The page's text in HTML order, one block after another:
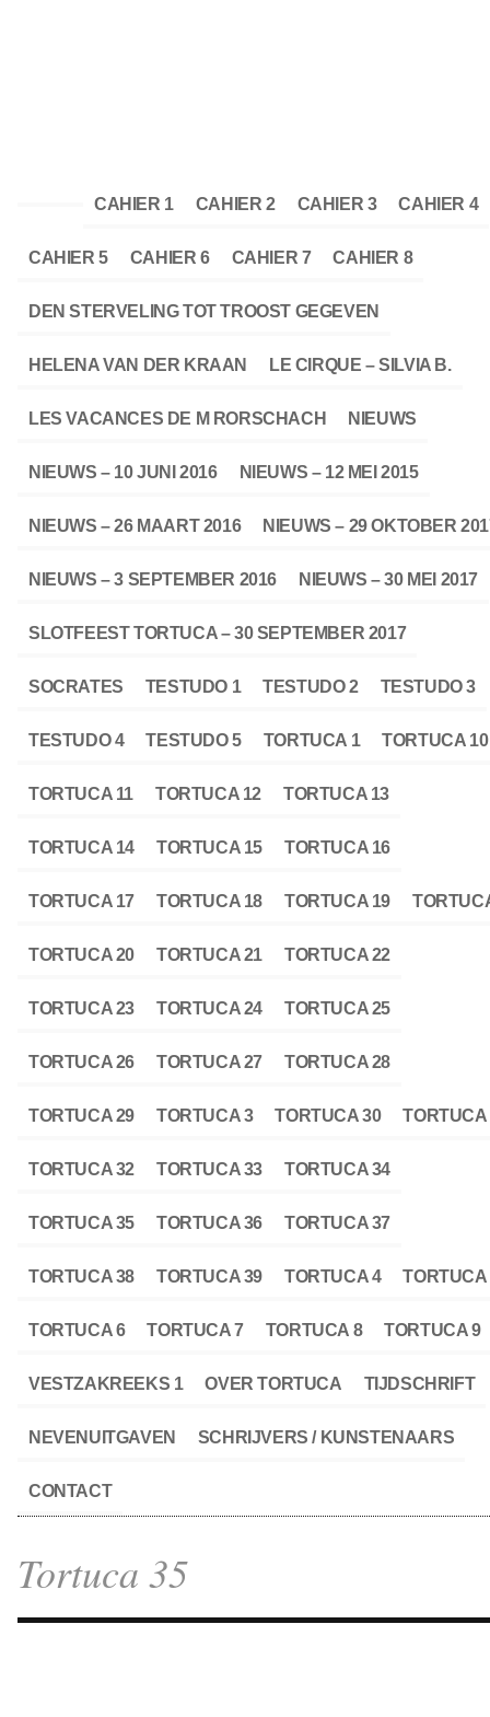
CAHIER 1 CAHIER 2 CAHIER 3 CAHIER 4
CAHIER 5 CAHIER 6 CAHIER 7 CAHIER 8
DEN STERVELING TOT TROOST GEGEVEN
HELENA VAN DER KRAAN LE CIRQUE – SILVIA B.
LES VACANCES DE M RORSCHACH NIEUWS
NIEUWS – 10 JUNI 2016 NIEUWS – 12 MEI 2015
NIEUWS – 26 MAART 2016 NIEUWS – 29 OKTOBER
NIEUWS – 3 SEPTEMBER 2016 NIEUWS – 30 MEI 2017
SLOTFEEST TORTUCA – 30 SEPTEMBER 2017
SOCRATES TESTUDO 1 TESTUDO 2 TESTUDO 3
TESTUDO 4 TESTUDO 5 TORTUCA 1 TORTUCA 10
TORTUCA 11 TORTUCA 12 TORTUCA 13
TORTUCA 14 TORTUCA 15 TORTUCA 16
TORTUCA 17 TORTUCA 18 TORTUCA 19
TORTUCA 20 TORTUCA 21 TORTUCA 22
TORTUCA 23 TORTUCA 24 TORTUCA 25
TORTUCA 26 TORTUCA 27 TORTUCA 28
TORTUCA 29 TORTUCA 3 TORTUCA 30 TORTUCA
TORTUCA 32 TORTUCA 33 TORTUCA 34
TORTUCA 35 TORTUCA 36 TORTUCA 37
TORTUCA 38 TORTUCA 39 TORTUCA 4 TORTUCA
TORTUCA 6 TORTUCA 7 TORTUCA 8 TORTUCA 9
VESTZAKREEKS 1 OVER TORTUCA TIJDSCHRIFT
NEVENUITGAVEN SCHRIJVERS / KUNSTENAARS
CONTACT
Tortuca 35